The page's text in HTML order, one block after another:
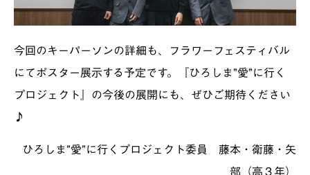
今回のキーパーソンの詳細も、フラワーフェスティバル
にてポスター展示する予定です。『ひろしま”愛”に行く
プロジェクト』の今後の展開にも、ぜひご期待ください
♪
ひろしま”愛”に行くプロジェクト委員 藤本・衛藤・矢
部（高３年）